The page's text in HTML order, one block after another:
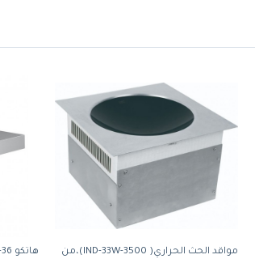
مواقد الحث الحراري( IND-33W-3500)،من